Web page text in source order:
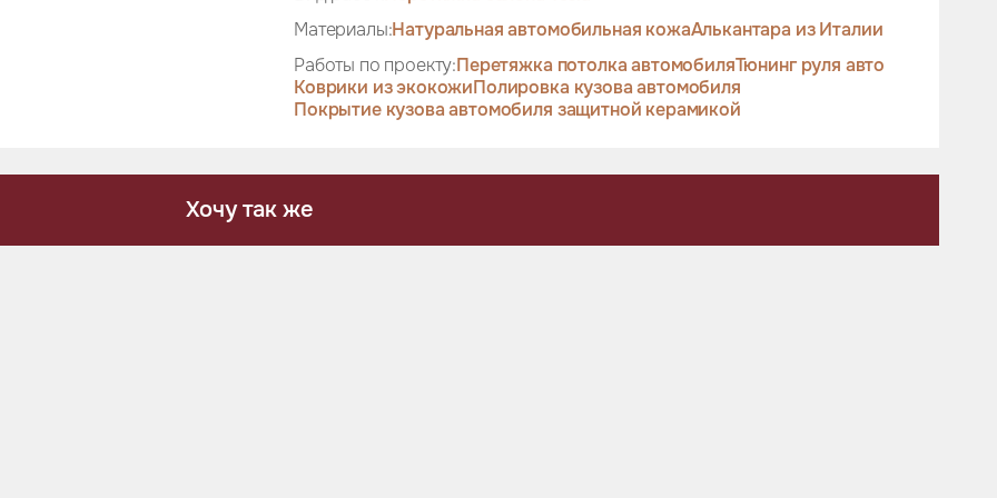
Материалы:Натуральная автомобильная кожаАлькантара из Италии
Работы по проекту:Перетяжка потолка автомобиляТюнинг руля авто
Коврики из экокожиПолировка кузова автомобиля
Покрытие кузова автомобиля защитной керамикой
Хочу так же